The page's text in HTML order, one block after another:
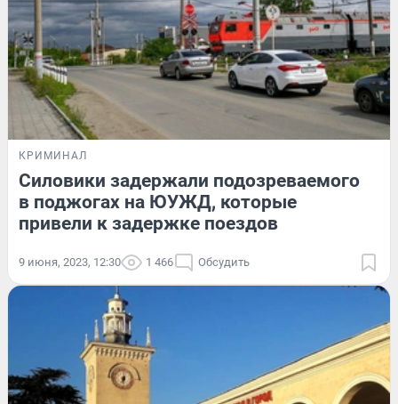
КРИМИНАЛ
Силовики задержали подозреваемого
в поджогах на ЮУЖД, которые
привели к задержке поездов
9 июня, 2023, 12:30 1 466 Обсудить